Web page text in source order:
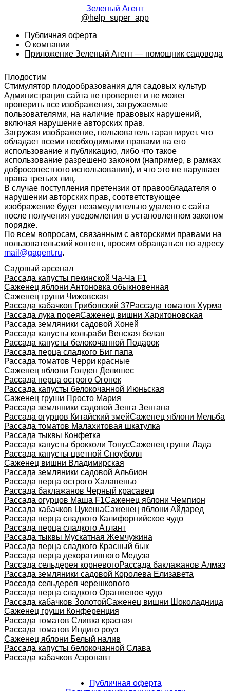
Зеленый Агент
@help_super_app
Публичная оферта
О компании
Приложение Зеленый Агент — помощник садовода
Плодостим
Стимулятор плодообразования для садовых культур
Администрация сайта не проверяет и не может
проверить все изображения, загружаемые
пользователями, на наличие правовых нарушений,
включая нарушение авторских прав.
Загружая изображение, пользователь гарантирует, что
обладает всеми необходимыми правами на его
использование и публикацию, либо что такое
использование разрешено законом (например, в рамках
добросовестного использования), и что это не нарушает
права третьих лиц.
В случае поступления претензии от правообладателя о
нарушении авторских прав, соответствующее
изображение будет незамедлительно удалено с сайта
после получения уведомления в установленном законом
порядке.
По всем вопросам, связанным с авторскими правами на
пользовательский контент, просим обращаться по адресу
mail@gagent.ru.
Садовый арсенал
Рассада капусты пекинской Ча-Ча F1
Саженец яблони Антоновка обыкновенная
Саженец груши Чижовская
Рассада кабачков Грибовский 37Рассада томатов Хурма
Рассада лука пореяСаженец вишни Харитоновская
Рассада земляники садовой Хоней
Рассада капусты кольраби Венская белая
Рассада капусты белокочанной Подарок
Рассада перца сладкого Биг папа
Рассада томатов Черри красные
Саженец яблони Голден Делишес
Рассада перца острого Огонек
Рассада капусты белокочанной Июньская
Саженец груши Просто Мария
Рассада земляники садовой Зенга Зенгана
Рассада огурцов Китайский змейСаженец яблони Мельба
Рассада томатов Малахитовая шкатулка
Рассада тыквы Конфетка
Рассада капусты брокколи ТонусСаженец груши Лада
Рассада капусты цветной Сноуболл
Саженец вишни Владимирская
Рассада земляники садовой Альбион
Рассада перца острого Халапеньо
Рассада баклажанов Черный красавец
Рассада огурцов Маша F1Саженец яблони Чемпион
Рассада кабачков ЦукешаСаженец яблони Айдаред
Рассада перца сладкого Калифорнийское чудо
Рассада перца сладкого Атлант
Рассада тыквы Мускатная Жемчужина
Рассада перца сладкого Красный бык
Рассада перца декоративного Медуза
Рассада сельдерея корневогоРассада баклажанов Алмаз
Рассада земляники садовой Королева Елизавета
Рассада сельдерея черешкового
Рассада перца сладкого Оранжевое чудо
Рассада кабачков ЗолотойСаженец вишни Шоколадница
Саженец груши Конференция
Рассада томатов Сливка красная
Рассада томатов Индиго роуз
Саженец яблони Белый налив
Рассада капусты белокочанной Слава
Рассада кабачков Аэронавт
Публичная оферта